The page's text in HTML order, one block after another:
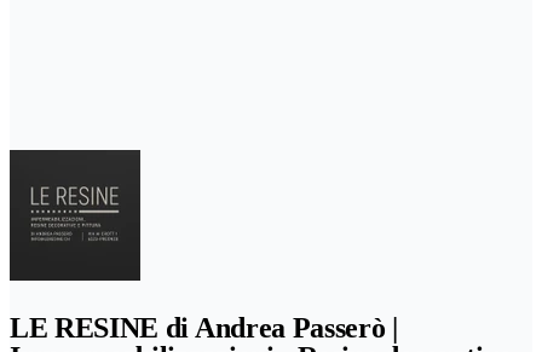
LE RESINE di Andrea Passerò |